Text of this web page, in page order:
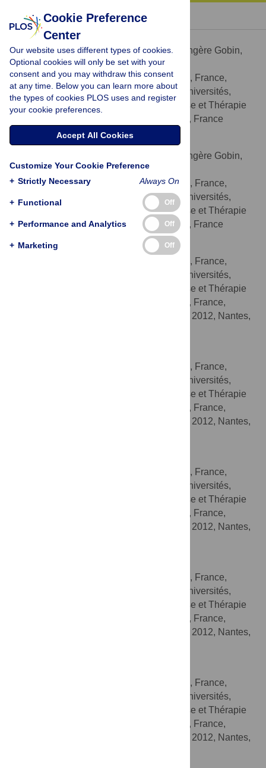
« BACK TO ARTICLE
Bérengère Gobin
Contributed equally to this work with: Bérengère Gobin,
Gatien Moriceau
AFFILIATIONSINSERM, UMR 957, Nantes, France,
Université de Nantes, Nantes Atlantique Universités,
Physiopathologie de la Résorption Osseuse et Thérapie
des Tumeurs Osseuses Primitives, Nantes, France
Gatien Moriceau
Contributed equally to this work with: Bérengère Gobin,
Gatien Moriceau
AFFILIATIONSINSERM, UMR 957, Nantes, France,
Université de Nantes, Nantes Atlantique Universités,
Physiopathologie de la Résorption Osseuse et Thérapie
des Tumeurs Osseuses Primitives, Nantes, France
Benjamin Ory
INSERM, UMR 957, Nantes, France,
Université de Nantes, Nantes Atlantique Universités,
Physiopathologie de la Résorption Osseuse et Thérapie
des Tumeurs Osseuses Primitives, Nantes, France,
Equipe LIGUE Nationale Contre le Cancer 2012, Nantes,
INSERM, UMR 957, Nantes, France,
Université de Nantes, Nantes Atlantique Universités,
Physiopathologie de la Résorption Osseuse et Thérapie
des Tumeurs Osseuses Primitives, Nantes, France,
Equipe LIGUE Nationale Contre le Cancer 2012, Nantes,
INSERM, UMR 957, Nantes, France,
Université de Nantes, Nantes Atlantique Universités,
Physiopathologie de la Résorption Osseuse et Thérapie
des Tumeurs Osseuses Primitives, Nantes, France,
Equipe LIGUE Nationale Contre le Cancer 2012, Nantes,
INSERM, UMR 957, Nantes, France,
Université de Nantes, Nantes Atlantique Universités,
Physiopathologie de la Résorption Osseuse et Thérapie
des Tumeurs Osseuses Primitives, Nantes, France,
Equipe LIGUE Nationale Contre le Cancer 2012, Nantes,
INSERM, UMR 957, Nantes, France,
Université de Nantes, Nantes Atlantique Universités,
Physiopathologie de la Résorption Osseuse et Thérapie
des Tumeurs Osseuses Primitives, Nantes, France,
Equipe LIGUE Nationale Contre le Cancer 2012, Nantes,
Cookie Preference
Center
Our website uses different types of cookies.
Optional cookies will only be set with your
consent and you may withdraw this consent
at any time. Below you can learn more about
the types of cookies PLOS uses and register
your cookie preferences.
Accept All Cookies
Customize Your Cookie Preference
+ Strictly Necessary Always On
+ Functional Off
+ Performance and Analytics Off
+ Marketing Off